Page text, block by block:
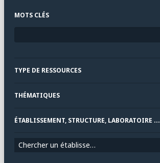
MOTS CLÉS
TYPE DE RESSOURCES
THÉMATIQUES
ÉTABLISSEMENT, STRUCTURE, LABORATOIRE ...
Chercher un établissement